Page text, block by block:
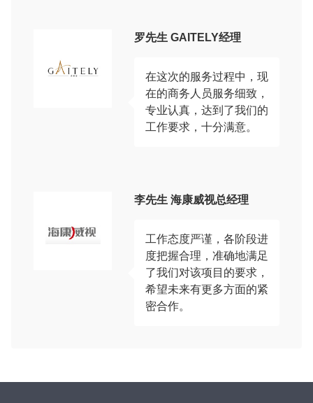
罗先生 GAITELY经理
在这次的服务过程中，现
在的商务人员服务细致，
专业认真，达到了我们的
工作要求，十分满意。
李先生 海康威视总经理
工作态度严谨，各阶段进
度把握合理，准确地满足
了我们对该项目的要求，
希望未来有更多方面的紧
密合作。